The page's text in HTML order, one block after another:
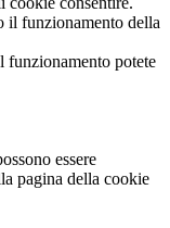
il funzionamento della
funzionamento potete
essere
pagina della cookie